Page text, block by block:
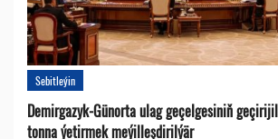
Sebitleýin
Demirgazyk-Günorta ulag geçelgesiniň
tonna ýetirmek meýilleşdirilýär